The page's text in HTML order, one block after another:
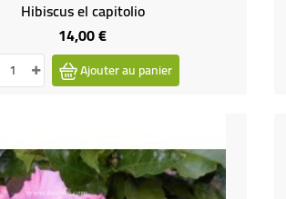
Hibiscus el capitolio
14,00 €Prix
Ajouter au panier